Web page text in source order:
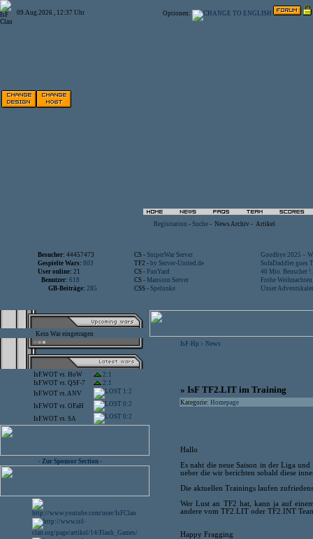
09.Aug.2026 , 12:37 Uhr Optionen:
Registration - Suche - News Archiv - Artikel
Besucher: 44457473 CS - SniperWar Server
Goodbye 2025 –
Gespielte Wars: 803 TF2 - by Server-United.de
SofaDaddler goes
User online: 21 CS - FunYard
40 Mio. Beuscher
Benutzer: 618 CS - Mansion Server
Frohe
GB-Beiträge: 285 CSS - Spelunke Unser
Kein War eingetragen
IsF.WOT vs. HoW
2:1
IsF.WOT vs. QSF-7
2:1
IsF.WOT vs.ANV 1:2
IsF.WOT vs. OFaH 0:2
IsF.WOT vs. SA 0:2
- Zur Sponsor Section -
IsF-Hp > News
» IsF TF2.LIT im Training
Kategorie: Homepage
Hallo
Es naht die neue Saison in der Liga
ueber die wir berichten sobald diese
Die aktuellen Trainings laufen
Wer Lust an TF2 hat, kann ja auf
andere vom TF2.LIT oder TF2.INT
Happy Fragging